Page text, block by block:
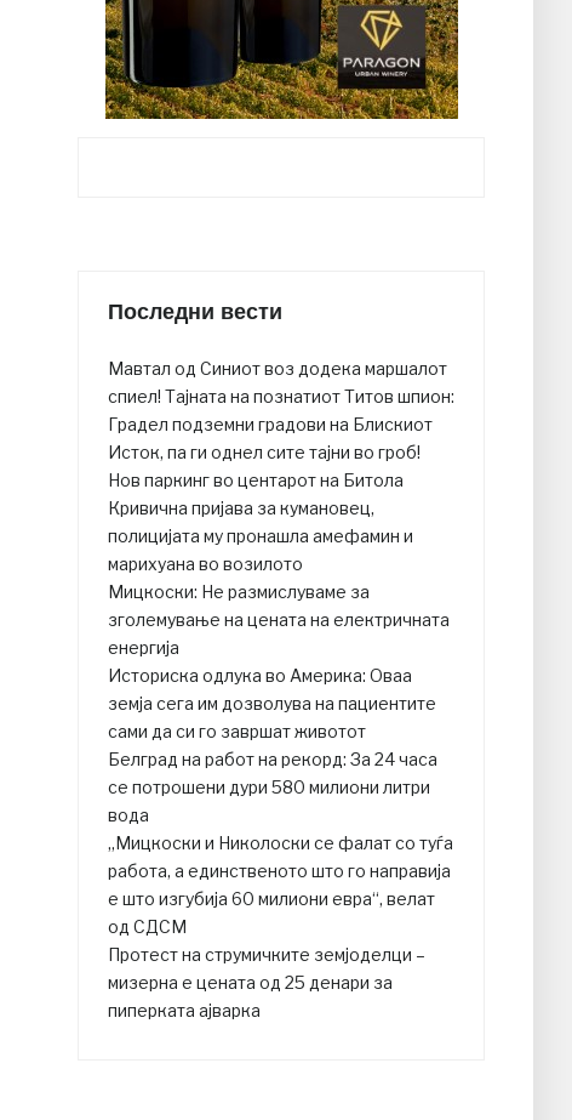
Последни вести
Mавтал од Синиот воз додека маршалот
спиел! Тајната на познатиот Титов шпион:
Градел подземни градови на Блискиот
Исток, па ги однел сите тајни во гроб!
Нов паркинг во центарот на Битола
Кривична пријава за кумановец,
полицијата му пронашла амефамин и
марихуана во возилото
Мицкоски: Не размислуваме за
зголемување на цената на електричната
енергија
Историска одлука во Америка: Оваа
земја сега им дозволува на пациентите
сами да си го завршат животот
Белград на работ на рекорд: За 24 часа
се потрошени дури 580 милиони литри
вода
„Мицкоски и Николоски се фалат со туѓа
работа, а единственото што го направија
е што изгубија 60 милиони евра“, велат
од СДСМ
Протест на струмичките земјоделци –
мизерна е цената од 25 денари за
пиперката ајварка